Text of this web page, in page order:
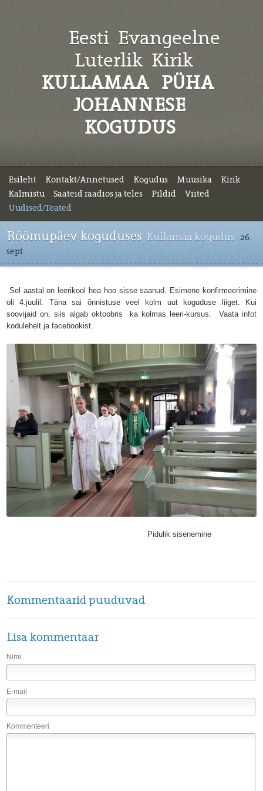
Eesti Evangeelne
Luterlik Kirik
KULLAMAA PÜHA
JOHANNESE
KOGUDUS
Esileht Kontakt/Annetused Kogudus Muusika
Kirik
Kalmistu
Saateid raadios ja teles Pildid
Viited
Uudised/Teated
Rõõmupäev koguduses Kullamaa kogudus 26.
sept
Sel aastal on leerikool hea hoo sisse saanud. Esimene konfirmeerimine
oli 4.juulil. Täna sai õnnistuse veel kolm uut koguduse liiget. Kui
soovijaid on, siis algab oktoobris ka kolmas leeri-kursus. Vaata infot
kodulehelt ja facebookist.
Pidulik sisenemine
Kommentaarid puuduvad
Lisa kommentaar
Nimi
E-mail
Kommenteeri